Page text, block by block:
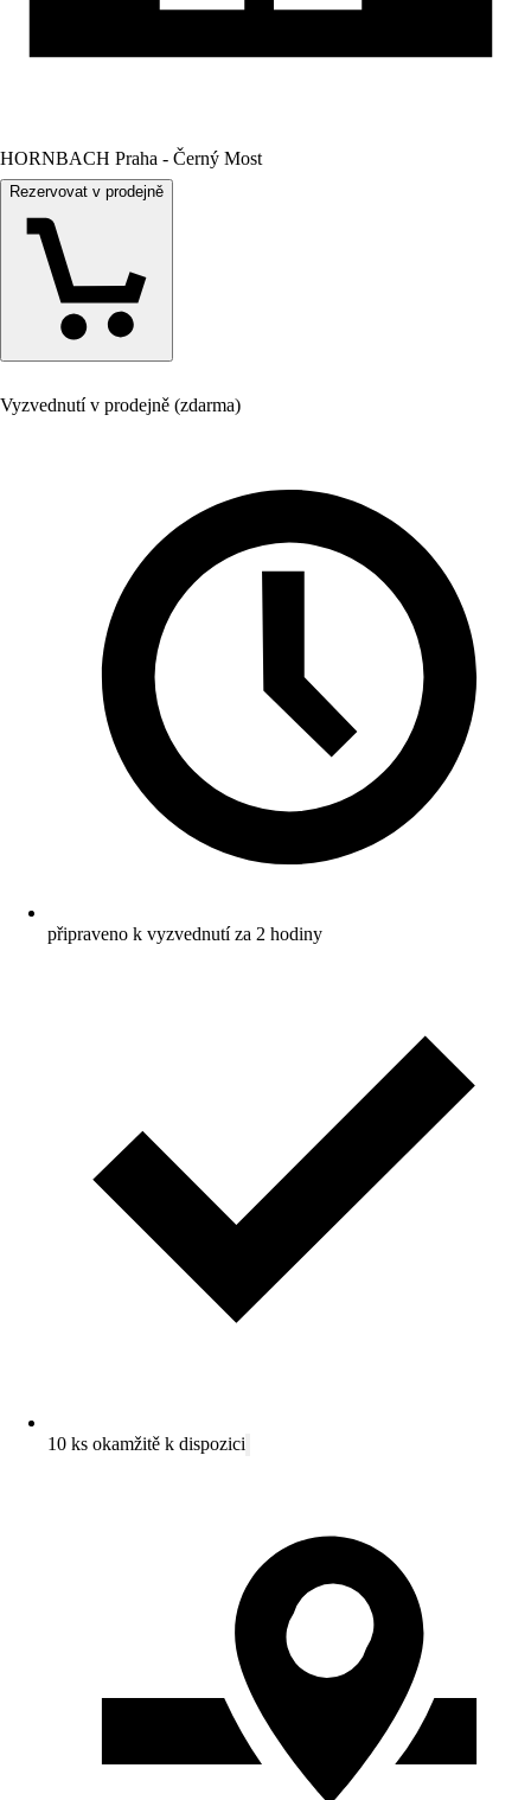
HORNBACH Praha - Černý Most
Rezervovat v prodejně
Vyzvednutí v prodejně (zdarma)
připraveno k vyzvednutí za 2 hodiny
10 ks okamžitě k dispozici